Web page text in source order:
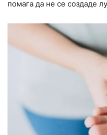
помага да не се создаде